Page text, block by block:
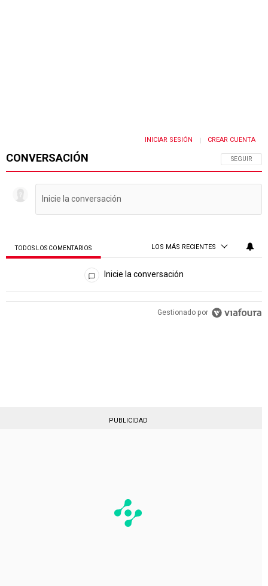
CONVERSACIÓN SIGA ESTA
SEGUIR
INICIAR SESIÓN | CREAR CUENTA
TODOS LOS COMENTARIOS LOS MÁS RECIENTES
Todos los comentarios
Inicie la conversación
PUBLICIDAD